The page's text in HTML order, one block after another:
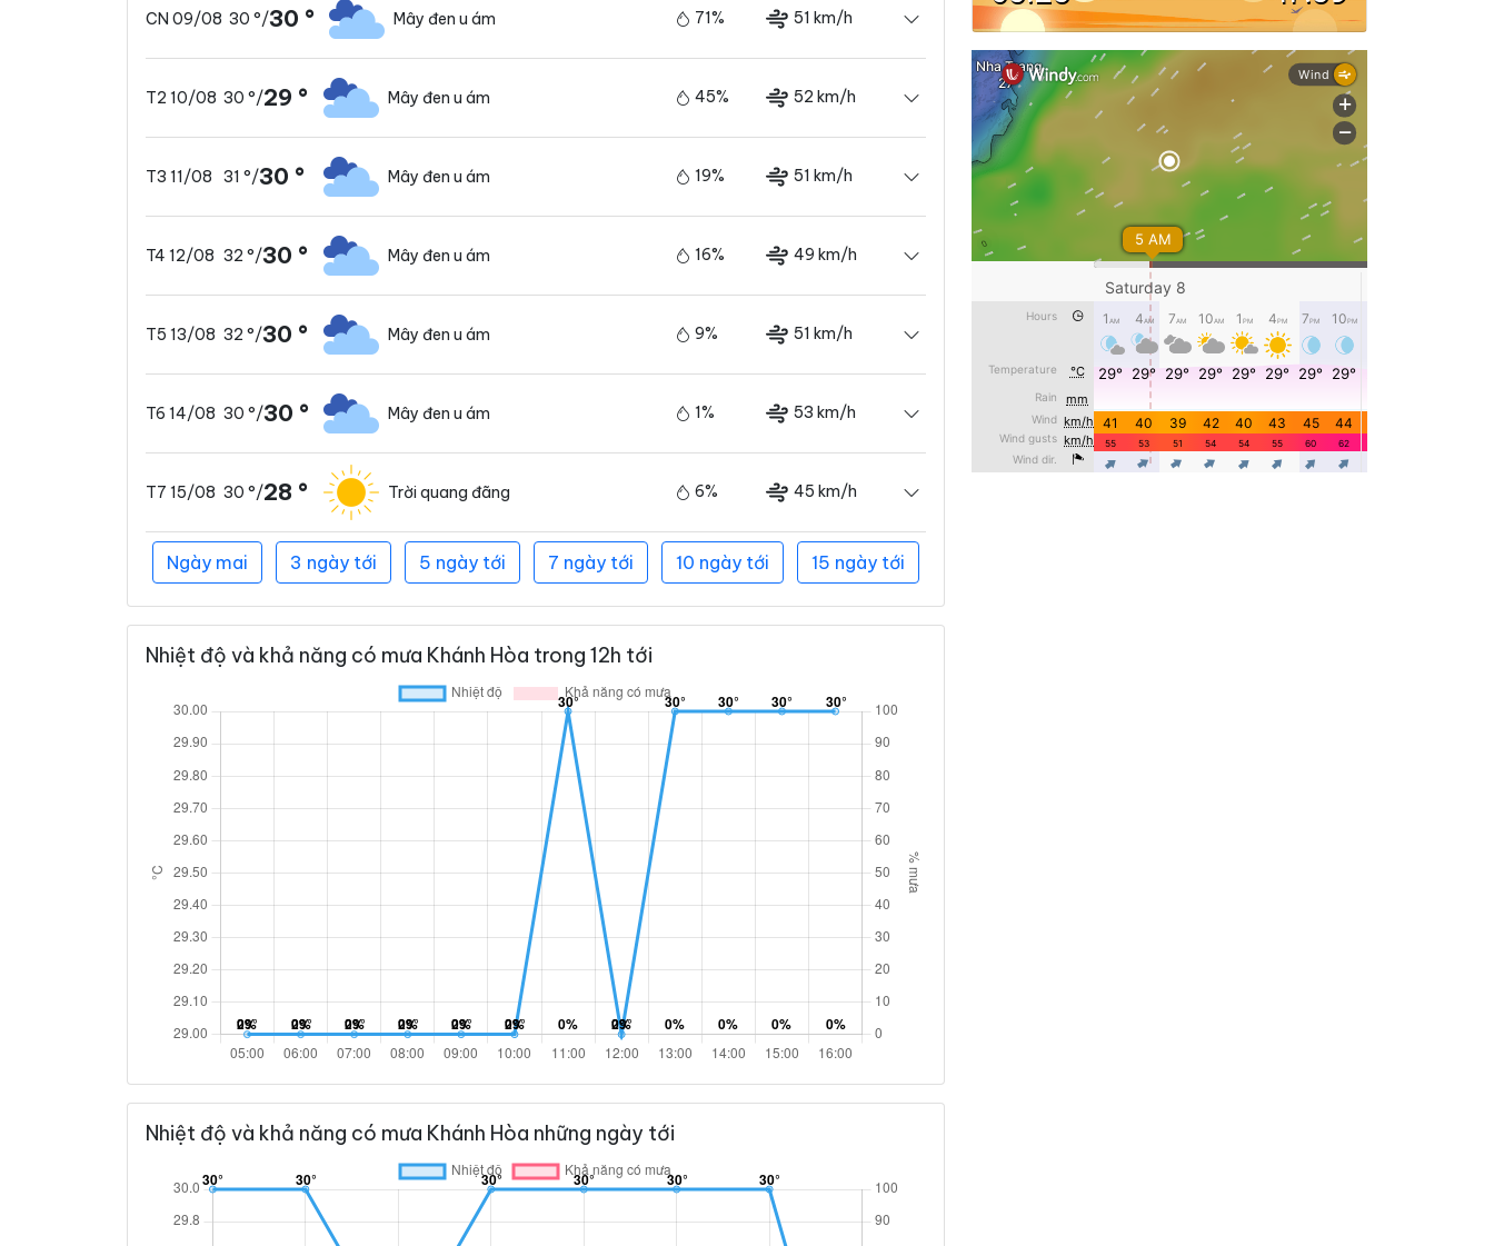
CN 09/08 30 °/30 ° Mây đen u ám 71% 51 km/h
T2 10/08 30 °/29 ° Mây đen u ám 45% 52 km/h
T3 11/08 31 °/30 ° Mây đen u ám 19% 51 km/h
T4 12/08 32 °/30 ° Mây đen u ám 16% 49 km/h
T5 13/08 32 °/30 ° Mây đen u ám 9% 51 km/h
T6 14/08 30 °/30 ° Mây đen u ám 1% 53 km/h
T7 15/08 30 °/28 ° Trời quang đãng 6% 45 km/h
Ngày mai 3 ngày tới 5 ngày tới 7 ngày tới 10 ngày tới 15 ngày tới
Nhiệt độ và khả năng có mưa Khánh Hòa trong 12h tới
Nhiệt độ và khả năng có mưa Khánh Hòa những ngày tới